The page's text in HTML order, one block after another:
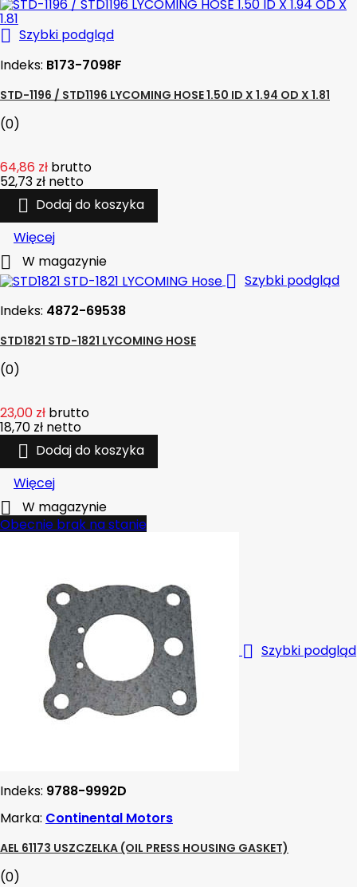
 Szybki podgląd
Indeks: B173-7098F
STD-1196 / STD1196 LYCOMING HOSE 1.50 ID X 1.94 OD X 1.81
(0)
64,86 zł brutto
52,73 zł netto
 Dodaj do koszyka
Więcej
 W magazynie
 Szybki podgląd
Indeks: 4872-69538
STD1821 STD-1821 LYCOMING HOSE
(0)
23,00 zł brutto
18,70 zł netto
 Dodaj do koszyka
Więcej

W magazynie
Obecnie brak na stanie
 Szybki podgląd
Indeks: 9788-9992D
Marka: Continental Motors
AEL 61173 USZCZELKA (OIL PRESS HOUSING GASKET)
(0)